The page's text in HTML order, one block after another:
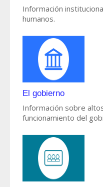
Información
humanos.
El gobierno
Información sobre
funcionamiento del